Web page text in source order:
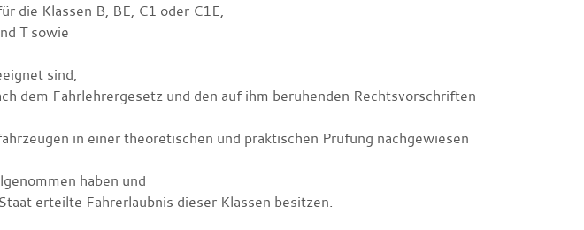
die Klassen B, BE, C1 oder C1E,
T sowie
sind,
dem Fahrlehrergesetz und den auf ihm beruhenden Rechtsvorschriften
in einer theoretischen und praktischen Prüfung nachgewiesen
haben und
erteilte Fahrerlaubnis dieser Klassen besitzen.